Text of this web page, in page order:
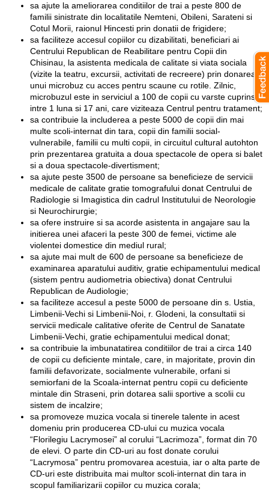
sa ajute la ameliorarea conditiilor de trai a peste 800 de
familii sinistrate din localitatile Nemteni, Obileni, Sarateni si
Cotul Morii, raionul Hincesti prin donatii de frigidere;
sa faciliteze accesul copiilor cu dizabilitati, beneficiari ai
Centrului Republican de Reabilitare pentru Copii din
Chisinau, la asistenta medicala de calitate si viata sociala
(vizite la teatru, excursii, activitati de recreere) prin donarea
unui microbuz cu acces pentru scaune cu rotile. Zilnic,
microbuzul este in serviciul a 100 de copii cu varste cuprinse
intre 1 luna si 17 ani, care viziteaza Centrul pentru tratament;
sa contribuie la includerea a peste 5000 de copii din mai
multe scoli-internat din tara, copii din familii social-
vulnerabile, familii cu multi copii, in circuitul cultural autohton
prin prezentarea gratuita a doua spectacole de opera si balet
si a doua spectacole-divertisment;
sa ajute peste 3500 de persoane sa beneficieze de servicii
medicale de calitate gratie tomografului donat Centrului de
Radiologie si Imagistica din cadrul Institutului de Neorologie
si Neurochirurgie;
sa ofere instruire si sa acorde asistenta in angajare sau la
initierea unei afaceri la peste 300 de femei, victime ale
violentei domestice din mediul rural;
sa ajute mai mult de 600 de persoane sa beneficieze de
examinarea aparatului auditiv, gratie echipamentului medical
(sistem pentru audiometria obiectiva) donat Centrului
Republican de Audiologie;
sa faciliteze accesul a peste 5000 de persoane din s. Ustia,
Limbenii-Vechi si Limbenii-Noi, r. Glodeni, la consultatii si
servicii medicale calitative oferite de Centrul de Sanatate
Limbenii-Vechi, gratie echipamentului medical donat;
sa contribuie la imbunatatirea conditiilor de trai a circa 140
de copii cu deficiente mintale, care, in majoritate, provin din
familii defavorizate, socialmente vulnerabile, orfani si
semiorfani de la Scoala-internat pentru copii cu deficiente
mintale din Straseni, prin dotarea salii sportive a scolii cu
sistem de incalzire;
sa promoveze muzica vocala si tinerele talente in acest
domeniu prin producerea CD-ului cu muzica vocala
“Florilegiu Lacrymosei” al corului “Lacrimoza”, format din 70
de elevi. O parte din CD-uri au fost donate corului
“Lacrymosa” pentru promovarea acestuia, iar o alta parte de
CD-uri este distribuita mai multor scoli-internat din tara in
scopul familiarizarii copiilor cu muzica corala;